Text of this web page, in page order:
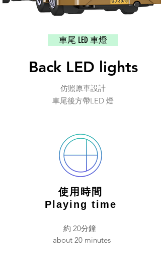
車尾 LED 車燈
Back LED lights
仿照原車設計
車尾後方帶LED 燈
使用時間
Playing time
約 20分鐘
about 20 minutes